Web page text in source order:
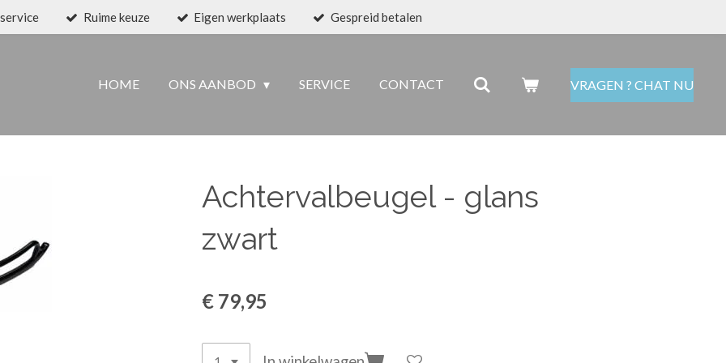
Ruime keuze Eigen werkplaats Gespreid betalen
HOME ONS AANBOD SERVICE CONTACT VRAGEN ? CHAT NU
Achtervalbeugel - glans
zwart
€ 79,95